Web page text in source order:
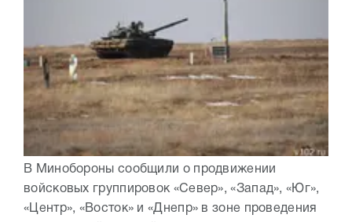
В Минобороны сообщили о продвижении
войсковых группировок «Север», «Запад», «Юг»,
«Центр», «Восток» и «Днепр» в зоне проведения